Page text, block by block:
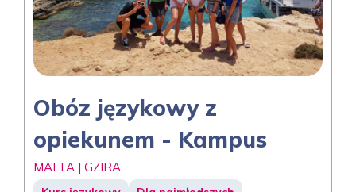
Obóz językowy z
opiekunem - Kampus
MALTA | GZIRA